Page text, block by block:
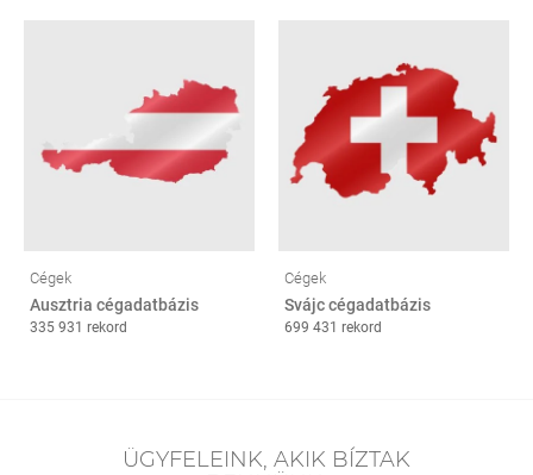
Cégek
Ausztria cégadatbázis
335 931 rekord
Cégek
Svájc cégadatbázis
699 431 rekord
ÜGYFELEINK, AKIK BÍZTAK